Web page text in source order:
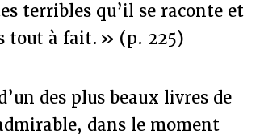
terribles qu’il se raconte et
tout à fait. » (p. 225)
des plus beaux livres de
dans le moment